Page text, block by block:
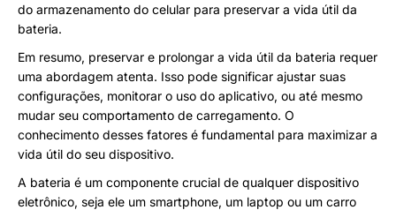
do armazenamento do celular para preservar a vida útil da
bateria.
Em resumo, preservar e prolongar a vida útil da bateria requer
uma abordagem atenta. Isso pode significar ajustar suas
configurações, monitorar o uso do aplicativo, ou até mesmo
mudar seu comportamento de carregamento. O
conhecimento desses fatores é fundamental para maximizar a
vida útil do seu dispositivo.
A bateria é um componente crucial de qualquer dispositivo
eletrônico, seja ele um smartphone, um laptop ou um carro